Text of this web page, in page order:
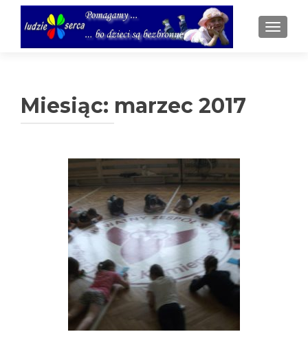
Miesiąc: marzec 2017